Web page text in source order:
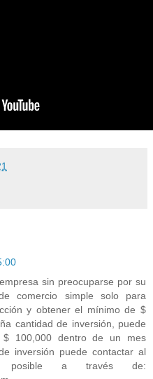
sin preocuparse por su
comercio simple solo para
y obtener el mínimo de $
cantidad de inversión, puede
100,000 dentro de un mes
inversión puede contactar al
posible a través de: